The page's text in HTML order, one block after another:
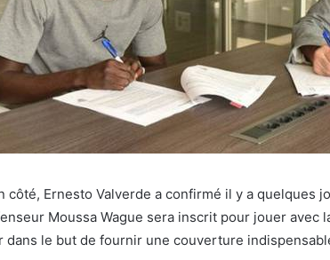
côté, Ernesto Valverde a confirmé il y a quelques
Moussa Wague sera inscrit pour jouer avec
dans le but de fournir une couverture